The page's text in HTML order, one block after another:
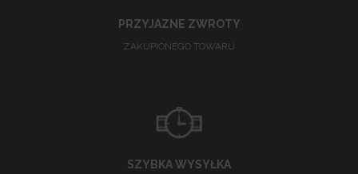
PRZYJAZNE ZWROTY
ZAKUPIONEGO TOWARU
SZYBKA WYSYŁKA